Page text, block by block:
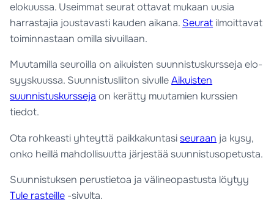
elokuussa. Useimmat seurat ottavat mukaan uusia
harrastajia joustavasti kauden aikana. Seurat ilmoittavat
toiminnastaan omilla sivuillaan.
Muutamilla seuroilla on aikuisten suunnistuskursseja elo-
syyskuussa. Suunnistusliiton sivulleAikuisten
suunnistuskursseja on kerätty muutamien kurssien
tiedot.
Ota rohkeasti yhteyttä paikkakuntasi seuraan ja kysy,
onko heillä mahdollisuutta järjestää suunnistusopetusta.
Suunnistuksen perustietoa ja välineopastusta löytyy
Tule rasteille -sivulta.